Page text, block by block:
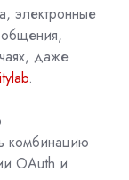
электронные
даже
.
комбинацию
OAuth и